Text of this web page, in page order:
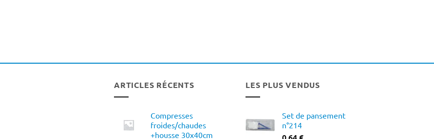
ARTICLES RÉCENTS
Compresses
froides/chaudes
+housse 30x40cm
LES PLUS VENDUS
Set de pansement
n°214